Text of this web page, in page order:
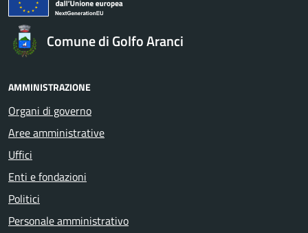
Comune di Golfo Aranci
AMMINISTRAZIONE
Organi di governo
Aree amministrative
Uffici
Enti e fondazioni
Politici
Personale amministrativo